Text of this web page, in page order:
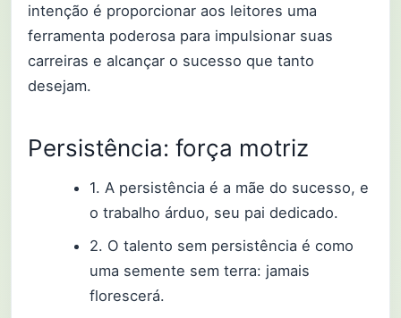
intenção é proporcionar aos leitores uma
ferramenta poderosa para impulsionar suas
carreiras e alcançar o sucesso que tanto
desejam.
Persistência: força motriz
1. A persistência é a mãe do sucesso, e
o trabalho árduo, seu pai dedicado.
2. O talento sem persistência é como
uma semente sem terra: jamais
florescerá.